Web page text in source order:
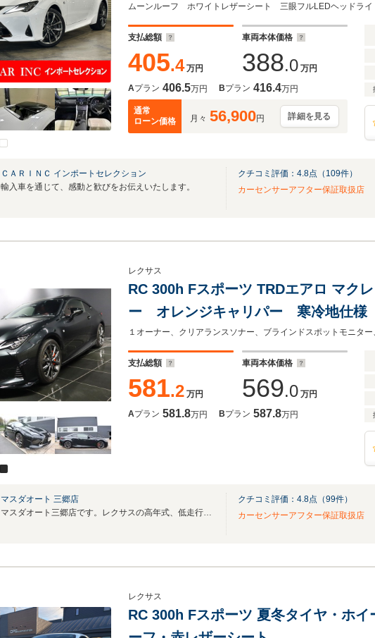
ター&ベンチレーション ステアリ
19インチアルミ
支払総額
405.4 万円
車両本体価格
388.0 万円
Aプラン 406.5万円 Bプラン 416.4万円
通常
ローン価格
月々 56,900円 詳細を見る
ＣＡＲＩＮＣ インポートセレクション
輸入車を通じて、感動と歓びをお伝えいたします。
クチコミ評価： 4.8点（ 109件）
カーセンサーアフター保証取扱店
レクサス
RC 300h Fスポーツ TRDエアロ マク
ー オレンジキャリパー 寒冷地仕
辺環境ドライブレコーダー ベンチ
アリングヒーター
支払総額
581.2 万円
車両本体価格
569.0 万円
Aプラン 581.8万円 Bプラン 587.8万円
マスダオート 三郷店
マスダオート三郷店です。レクサスの高年式、低走行車を主に扱うお店です。
クチコミ評価： 4.8点（99件）
カーセンサーアフター保証取扱店
レクサス
RC 300h Fスポーツ 夏冬タイヤ・ホ